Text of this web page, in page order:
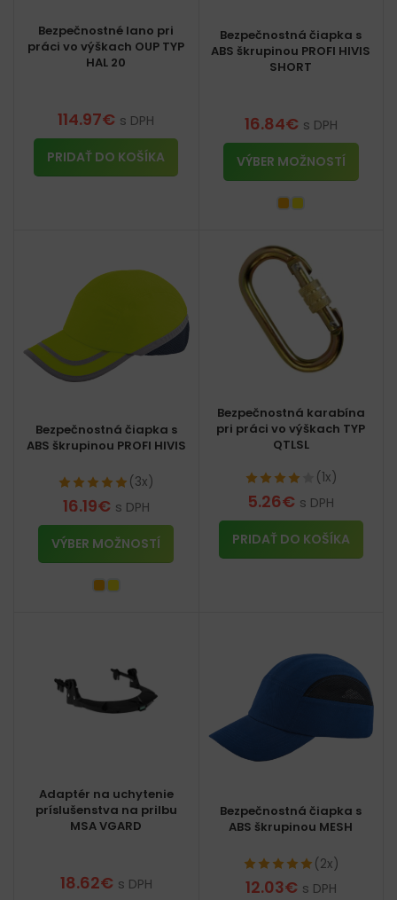
Bezpečnostné lano pri
práci vo výškach OUP TYP
HAL 20
114.97€ s DPH
PRIDAŤ DO KOŠÍKA
Bezpečnostná čiapka s
ABS škrupinou PROFI HIVIS
SHORT
16.84€ s DPH
VÝBER MOŽNOSTÍ
Bezpečnostná čiapka s
ABS škrupinou PROFI HIVIS
(3x)
16.19€ s DPH
VÝBER MOŽNOSTÍ
Bezpečnostná karabína
pri práci vo výškach TYP
QTLSL
(1x)
5.26€ s DPH
PRIDAŤ DO KOŠÍKA
Adaptér na uchytenie
príslušenstva na prilbu
MSA VGARD
18.62€ s DPH
Bezpečnostná čiapka s
ABS škrupinou MESH
(2x)
12.03€ s DPH